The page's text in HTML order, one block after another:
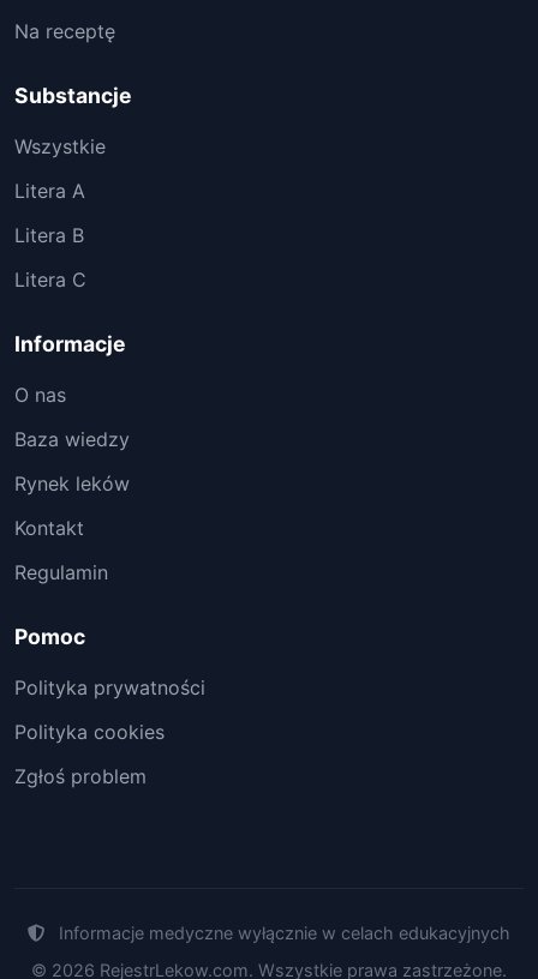
Na receptę
Substancje
Wszystkie
Litera A
Litera B
Litera C
Informacje
O nas
Baza wiedzy
Rynek leków
Kontakt
Regulamin
Pomoc
Polityka prywatności
Polityka cookies
Zgłoś problem
Informacje medyczne wyłącznie w celach edukacyjnych
© 2026 RejestrLekow.com. Wszystkie prawa zastrzeżone.